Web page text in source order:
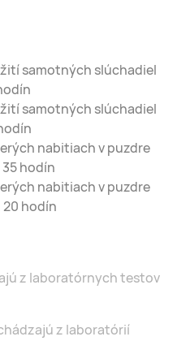
samotných slúchadiel
samotných slúchadiel
nabitiach v puzdre
hodín
nabitiach v puzdre
hodín
z laboratórnych testov
z laboratórií